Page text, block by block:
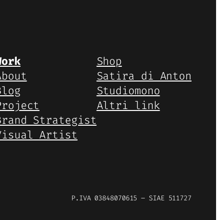
Strategist
Artist
Shop
Satira di Anton
Studiomono
Altri link
P.IVA 03848070615 – SIAE 511727